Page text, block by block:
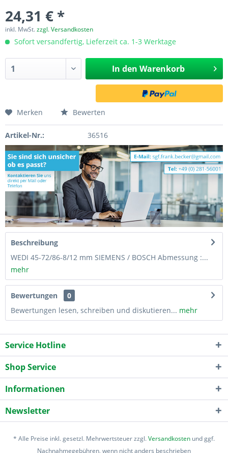
24,31 € *
inkl. MwSt.zzgl. Versandkosten
Sofort versandfertig, Lieferzeit ca. 1-3 Werktage
In den Warenkorb
Merken Bewerten
Artikel-Nr.: 36516
Beschreibung
WEDI 45-72/86-8/12 mm SIEMENS / BOSCH Abmessung :...
mehr
Bewertungen
0
Bewertungen lesen, schreiben und diskutieren... mehr
Service Hotline
Shop Service
Informationen
Newsletter
* Alle Preise inkl. gesetzl. Mehrwertsteuer zzgl.Versandkosten und ggf.
Nachnahmegebühren, wenn nicht anders beschrieben